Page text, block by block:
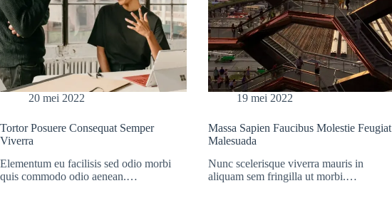
20 mei 2022
Tortor Posuere Consequat Semper
Viverra
Elementum eu facilisis sed odio morbi
quis commodo odio aenean.…
19 mei 2022
Massa Sapien Faucibus Molestie Feugiat
Malesuada
Nunc scelerisque viverra mauris in
aliquam sem fringilla ut morbi.…